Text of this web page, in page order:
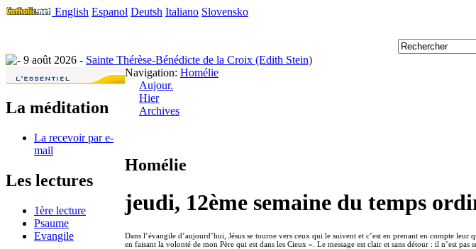
English Espanol Deutsh Italiano Slovensko
9 août 2026 - Sainte Thérèse-Bénédicte de la Croix (Edith Stein)
La méditation
La recevoir par e-
mail
Les lectures
1ère lecture
Psaume
Evangile
Navigation: Homélie
Aujour.
Hier
Archives
Homélie
jeudi, 12ème semaine du temps
Dans l’évangile d’aujourd’hui, Jésus se tourne vers ceux qui le suivent et c’est en prenant en compte leur
en faisant la volonté de mon Père qui est dans les Cieux ». Le message est clair et sans détour : il n’est